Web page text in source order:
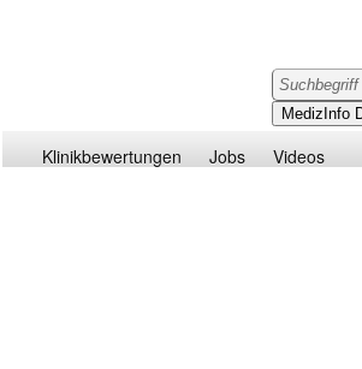
Klinikbewertungen Jobs Videos